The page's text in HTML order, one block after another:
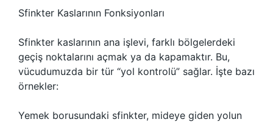
Sfinkter Kaslarının Fonksiyonları
Sfinkter kaslarının ana işlevi, farklı bölgelerdeki
geçiş noktalarını açmak ya da kapamaktır. Bu,
vücudumuzda bir tür “yol kontrolü” sağlar. İşte bazı
örnekler:
Yemek borusundaki sfinkter, mideye giden yolun